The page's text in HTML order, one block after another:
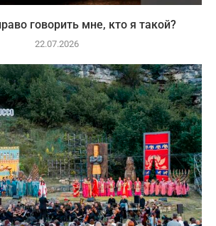
говорить мне, кто я такой?
22.07.2026